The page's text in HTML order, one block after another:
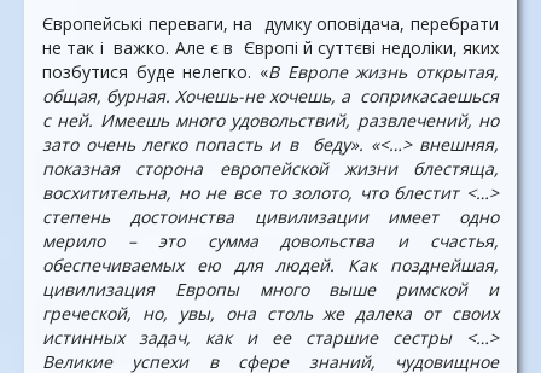
Європейські переваги, на думку оповідача, перебрати
не так і важко. Але є в Європі й суттєві недоліки, яких
позбутися буде нелегко. «В Европе жизнь открытая,
общая, бурная. Хочешь-не хочешь, а соприкасаешься
с ней. Имеешь много удовольствий, развлечений, но
зато очень легко попасть и в беду». «<…> внешняя,
показная сторона европейской жизни блестяща,
восхитительна, но не все то золото, что блестит <…>
степень достоинства цивилизации имеет одно
мерило – это сумма довольства и счастья,
обеспечиваемых ею для людей. Как позднейшая,
цивилизация Европы много выше римской и
греческой, но, увы, она столь же далека от своих
истинных задач, как и ее старшие сестры <…>
Великие успехи в сфере знаний, чудовищное